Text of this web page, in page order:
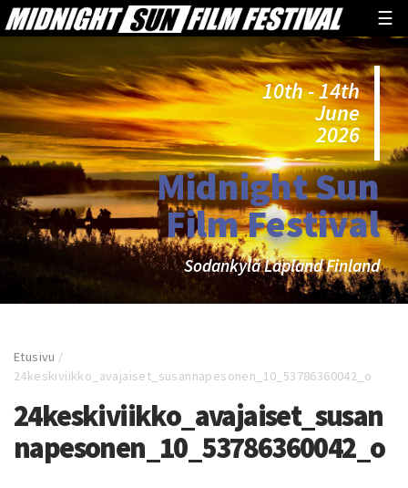
☰
10th - 14th
June
2026
Midnight Sun
Film Festival
Sodankylä Lapland Finland
Etusivu /
24keskiviikko_avajaiset_susannapesonen_10_53786360042_o
24keskiviikko_avajaiset_susan
napesonen_10_53786360042_o